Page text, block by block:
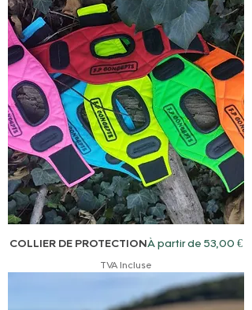
COLLIER DE PROTECTIONÀ partir de 53,00 €
Prix promotionnel
TVA Incluse